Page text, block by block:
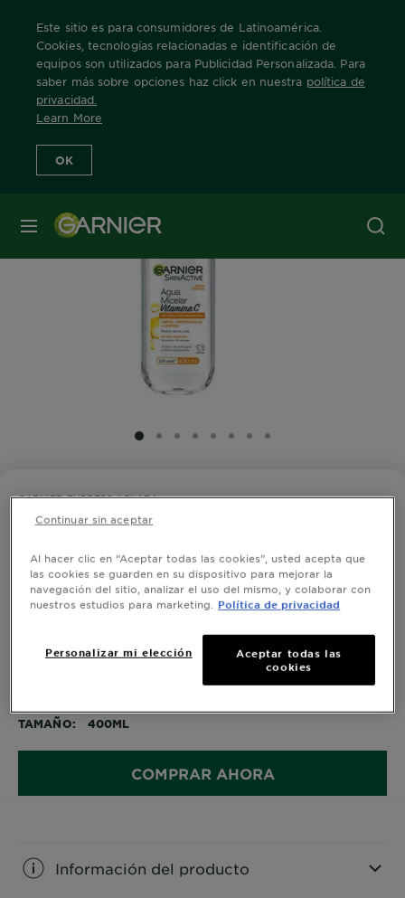
Este sitio es para consumidores de Latinoamérica.
Cookies, tecnologías relacionadas e identificación de
equipos son utilizados para Publicidad Personalizada. Para
saber más sobre opciones haz click en nuestra política de
privacidad
Learn More
OK
MENÚ
Home Skin Active
SLIDE 1
SLIDE 2
SLIDE 3
SLIDE 4
SLIDE 5
SLIDE 6
SLIDE 7
SLIDE 8
GARNIER EXPRESS ACLARA
Agua Micelar con Tono Uniforme con
0,0/5 (0 Reseñas)
Garnier Express Aclara Agua Micelar tono uniforme,
desmaquilla, limpia y unifica tu piel en un solo gesto,
Aprobado por Cruelty Free International
TAMAÑO 400ML
COMPRAR AHORA
Información del producto
Al hacer clic en “Aceptar todas las cookies”, usted acepta que
las cookies se guarden en su dispositivo para mejorar la
navegación del sitio, analizar el uso del mismo, y colaborar con
nuestros estudios para marketing. Política de privacidad
Personalizar mi elección
Aceptar todas las
cookies
Continuar sin aceptar